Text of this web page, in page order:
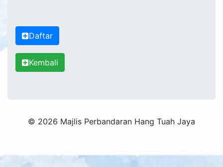
Daftar
Kembali
© 2026 Majlis Perbandaran Hang Tuah Jaya